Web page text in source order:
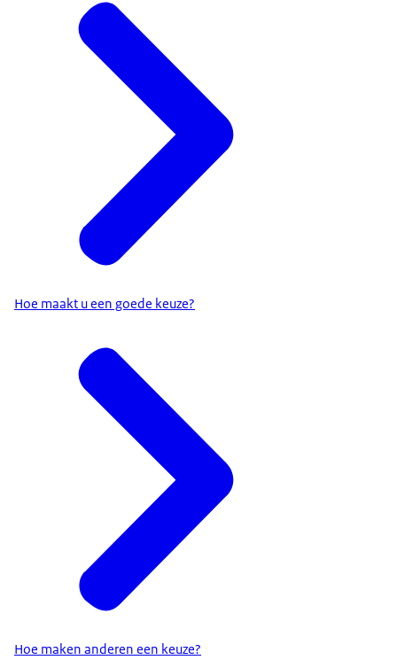
Hoe maakt u een goede keuze?
Hoe maken anderen een keuze?